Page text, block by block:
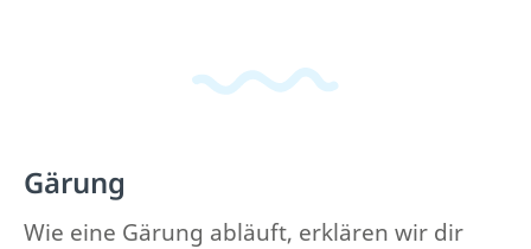
Gärung
Wie eine Gärung abläuft, erklären wir dir